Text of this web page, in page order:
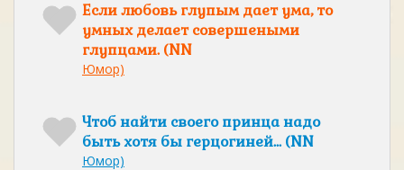
Если любовь глупым дает ума, то
умных делает совершеными
глупцами. (NN
Юмор)
Чтоб найти своего принца надо
быть хотя бы герцогиней... (NN
Юмор)